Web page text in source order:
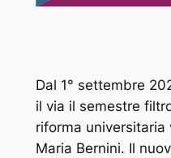
Dal 1° settembre
il via il semestre
riforma
Maria Bernini. Il